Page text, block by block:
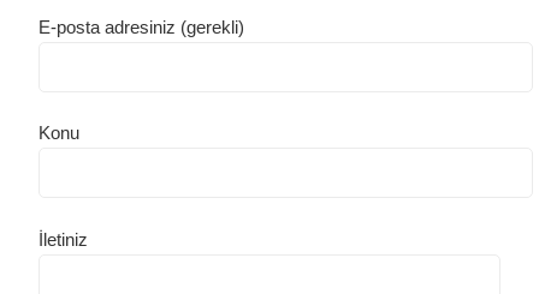
E-posta adresiniz (gerekli)
Konu
İletiniz